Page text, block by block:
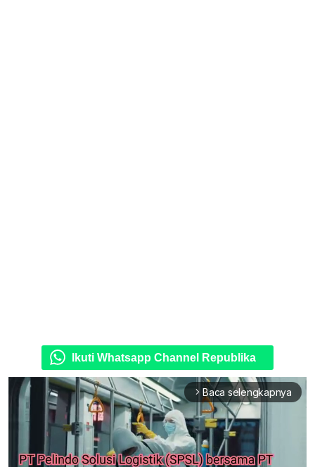
Ikuti Whatsapp Channel Republika
arrow_forward_ios Baca selengkapnya